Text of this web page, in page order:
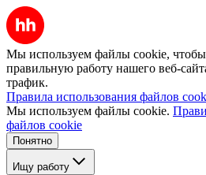
Мы используем файлы cookie, чтобы
правильную работу нашего веб-
трафик.
Правила использования файлов
Мы используем файлы cookie.
файлов cookie
Понятно
Ищу работу